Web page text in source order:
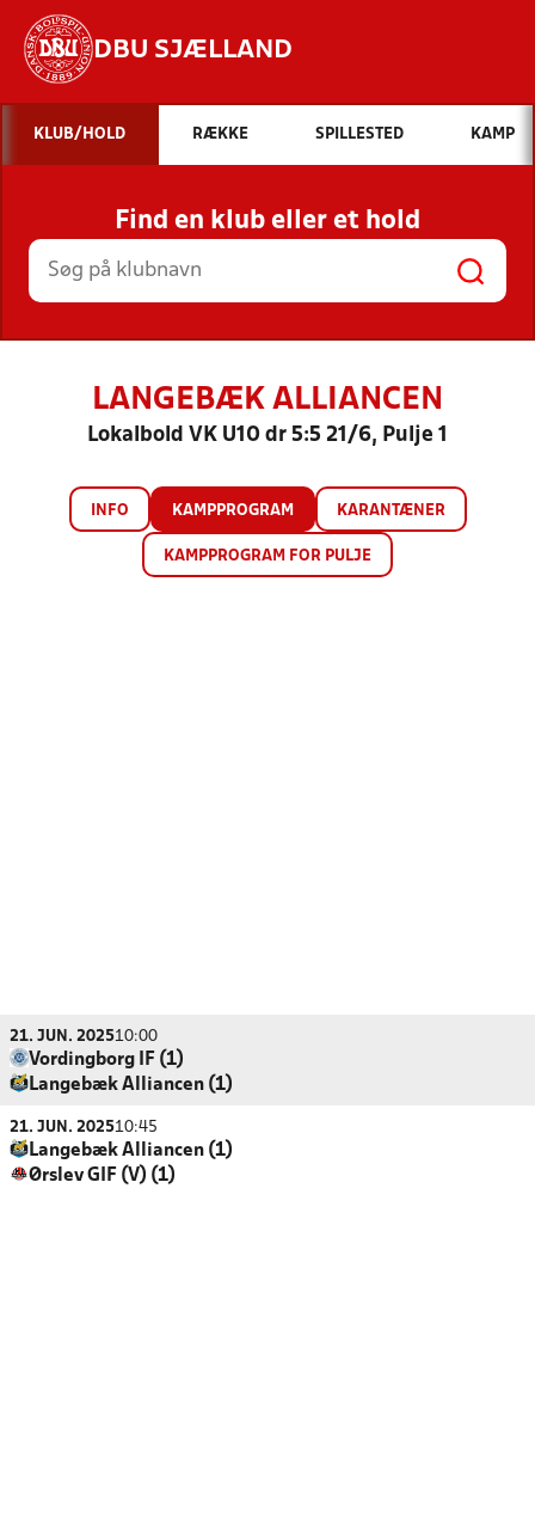
DBU SJÆLLAND
Hvad vil du søge efter?
INDHOLD OG NYHEDER
STILLINGER, RESULTATER, KLUBBER OG
HOLD
KLUB/HOLD RÆKKE SPILLESTED KAMP
Find en klub eller et hold
LANGEBÆK ALLIANCEN
Lokalbold VK U10 dr 5:5 21/6, Pulje 1
INFO KAMPPROGRAM KARANTÆNER
KAMPPROGRAM FOR PULJE
21. JUN. 202510:00
Vordingborg IF (1)
Langebæk Alliancen (1)
21. JUN. 202510:45
Langebæk Alliancen (1)
Ørslev GIF (V) (1)